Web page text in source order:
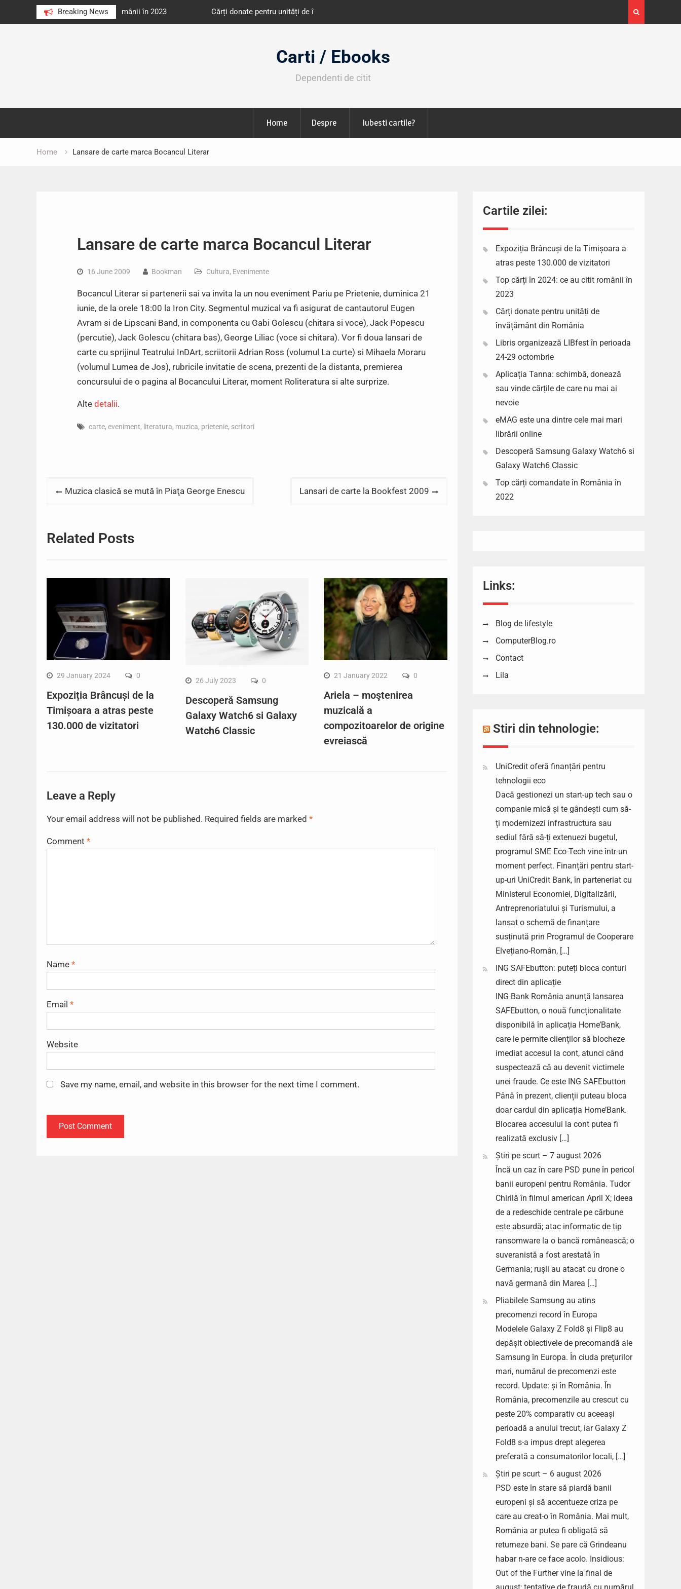
Breaking News
au citit românii în 2023 Cărți donate pentru unități de învățământ din România
octombrie
Expoziția Brâncuși de la Timișoara a atras peste
130.000 de vizitatori
Carti / Ebooks
Dependenti de citit
Home Despre Iubesti cartile?
Home Lansare de carte marca Bocancul Literar
Lansare de carte marca Bocancul Literar
16 June 2009 Bookman Cultura, Evenimente
Bocancul Literar si partenerii sai va invita la un nou eveniment Pariu pe Prietenie, duminica 21
iunie, de la orele 18:00 la Iron City. Segmentul muzical va fi asigurat de cantautorul Eugen
Avram si de Lipscani Band, in componenta cu Gabi Golescu (chitara si voce), Jack Popescu
(percutie), Jack Golescu (chitara bas), George Liliac (voce si chitara). Vor fi doua lansari de
carte cu sprijinul Teatrului InDArt, scriitorii Adrian Ross (volumul La curte) si Mihaela Moraru
(volumul Lumea de Jos), rubricile invitatie de scena, prezenti de la distanta, premierea
concursului de o pagina al Bocancului Literar, moment Roliteratura si alte surprize.
Alte detalii.
carte, eveniment, literatura, muzica, prietenie, scriitori
PostMuzica clasică se mută în Piaţa George Enescu Lansari de carte la Bookfest 2009
Related Posts
29 January 2024 0
Expoziția Brâncuși de la
Timișoara a atras peste
130.000 de vizitatori
26 July 2023 0
Descoperă Samsung
Galaxy Watch6 si Galaxy
Watch6 Classic
21 January 2022 0
Ariela – moştenirea
muzicală a
compozitoarelor de origine
evreiască
Leave a Reply
Your email address will not be published. Required fields are marked *
Comment *
Name *
Email *
Website
Save my name, email, and website in this browser for the next time I comment.
Cartile zilei:
Expoziția Brâncuși de la Timișoara a
atras peste 130.000 de vizitatori
Top cărți în 2024: ce au citit românii în
2023
Cărți donate pentru unități de
învățământ din România
Libris organizează LIBfest în perioada
24-29 octombrie
Aplicația Tanna: schimbă, donează
sau vinde cărțile de care nu mai ai
nevoie
eMAG este una dintre cele mai mari
librării online
Descoperă Samsung Galaxy Watch6 si
Galaxy Watch6 Classic
Top cărți comandate în România în
2022
Links:
Blog de lifestyle
ComputerBlog.ro
Contact
Lila
Stiri din tehnologie:
UniCredit oferă finanțări pentru
tehnologii eco
Dacă gestionezi un start-up tech sau o
companie mică și te gândești cum să-
ți modernizezi infrastructura sau
sediul fără să-ți extenuezi bugetul,
programul SME Eco-Tech vine într-un
moment perfect. Finanțări pentru start-
up-uri UniCredit Bank, în parteneriat cu
Ministerul Economiei, Digitalizării,
Antreprenoriatului și Turismului, a
lansat o schemă de finanțare
susținută prin Programul de Cooperare
Elvețiano-Român, […]
ING SAFEbutton: puteți bloca conturi
direct din aplicație
ING Bank România anunță lansarea
SAFEbutton, o nouă funcționalitate
disponibilă în aplicația Home’Bank,
care le permite clienților să blocheze
imediat accesul la cont, atunci când
suspectează că au devenit victimele
unei fraude. Ce este ING SAFEbutton
Până în prezent, clienții puteau bloca
doar cardul din aplicația Home’Bank.
Blocarea accesului la cont putea fi
realizată exclusiv […]
Știri pe scurt – 7 august 2026
Încă un caz în care PSD pune în pericol
banii europeni pentru România. Tudor
Chirilă în filmul american April X; ideea
de a redeschide centrale pe cărbune
este absurdă; atac informatic de tip
ransomware la o bancă românească; o
suveranistă a fost arestată în
Germania; rușii au atacat cu drone o
navă germană din Marea […]
Pliabilele Samsung au atins
precomenzi record în Europa
Modelele Galaxy Z Fold8 și Flip8 au
depășit obiectivele de precomandă ale
Samsung în Europa. În ciuda prețurilor
mari, numărul de precomenzi este
record. Update: și în România. În
România, precomenzile au crescut cu
peste 20% comparativ cu aceeași
perioadă a anului trecut, iar Galaxy Z
Fold8 s-a impus drept alegerea
preferată a consumatorilor locali, […]
Știri pe scurt – 6 august 2026
PSD este în stare să piardă banii
europeni și să accentueze criza pe
care au creat-o în România. Mai mult,
România ar putea fi obligată să
returneze bani. Se pare că Grindeanu
habar n-are ce face acolo. Insidious:
Out of the Further vine la final de